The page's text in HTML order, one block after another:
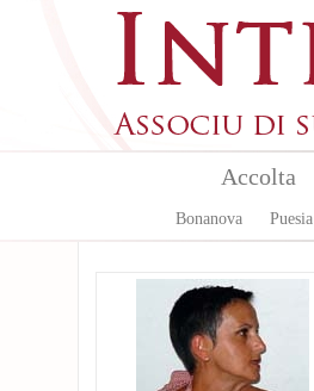
Accolta
Bonanova Puesia